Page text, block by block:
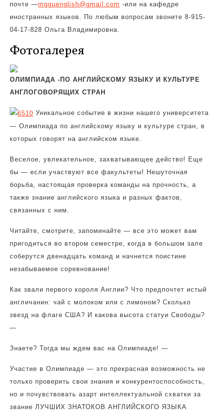
почте —mgguenglish@gmail.com -или на кафедре
иностранных языков. По любым вопросам звоните 8-915-
04-17-828 Ольга Владимировна.
Фотогалерея
ОЛИМПИАДА -ПО АНГЛИЙСКОМУ ЯЗЫКУ И КУЛЬТУРЕ
АНГЛОГОВОРЯЩИХ СТРАН
Уникальное событие в жизни нашего университета
— Олимпиада по английскому языку и культуре стран, в
которых говорят на английском языке.
Веселое, увлекательное, захватывающее действо! Еще
бы — если участвуют все факультеты! Нешуточная
борьба, настоящая проверка команды на прочность, а
также знание английского языка и разных фактов,
связанных с ним.
Читайте, смотрите, запоминайте — все это может вам
пригодиться во втором семестре, когда в большом зале
соберутся двенадцать команд и начнется поистине
незабываемое соревнование!
Как звали первого короля Англии? Что предпочтет истый
англичанин: чай с молоком или с лимоном? Сколько
звезд на флаге США? И какова высота статуи Свободы?
—
Знаете? Тогда мы ждем вас на Олимпиаде! —
Участие в Олимпиаде — это прекрасная возможность не
только проверить свои знания и конкурентоспособность,
но и почувствовать азарт интеллектуальной схватки за
звание ЛУЧШИХ ЗНАТОКОВ АНГЛИЙСКОГО ЯЗЫКА